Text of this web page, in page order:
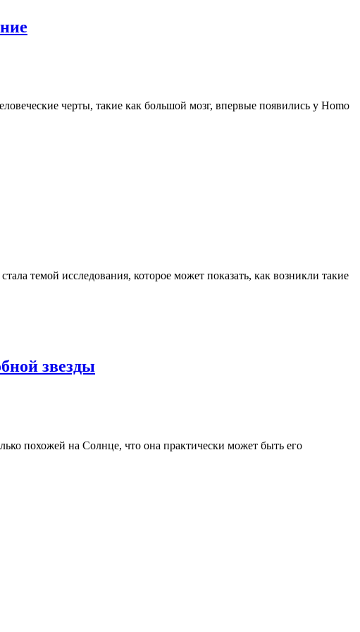
черты, такие как большой мозг, впервые появились у Homo
темой исследования, которое может показать, как возникли такие
звезды
похожей на Солнце, что она практически может быть его